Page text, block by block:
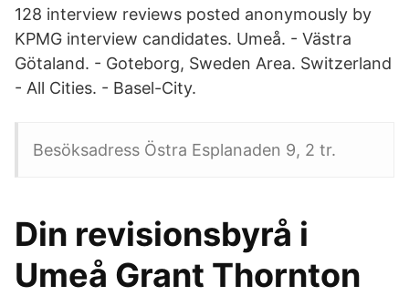
128 interview reviews posted anonymously by
KPMG interview candidates. Umeå. - Västra
Götaland. - Goteborg, Sweden Area. Switzerland
- All Cities. - Basel-City.
Besöksadress Östra Esplanaden 9, 2 tr.
Din revisionsbyrå i
Umeå Grant Thornton